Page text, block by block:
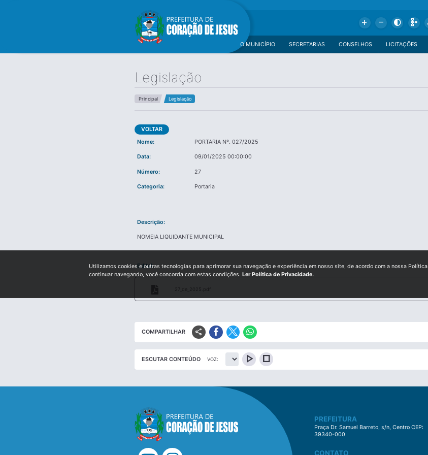
Add Remove Contrast Schema
LICITAÇÕES
CONSELHOS
SECRETARIAS
O MUNICÍPIO
Legislação
Principal Legislação
VOLTAR
Nome:
PORTARIA Nº. 027/2025
Data: 09/01/2025 00:00:00
Número: 27
Categoria: Portaria
Descrição:
NOMEIA LIQUIDANTE MUNICIPAL
Edital:
27_de_2025.pdf
COMPARTILHAR share
ESCUTAR CONTEÚDO VOZ: play_arrow stop
PREFEITURA
Praça Dr. Samuel Barreto, s/n, Centro CEP:
39340-000
CONTATO
Utilizamos cookies e outras tecnologias para aprimorar sua navegação e experiência em nosso site, de acordo com a nossa
continuar navegando, você concorda com estas condições. Ler Política de Privacidade.